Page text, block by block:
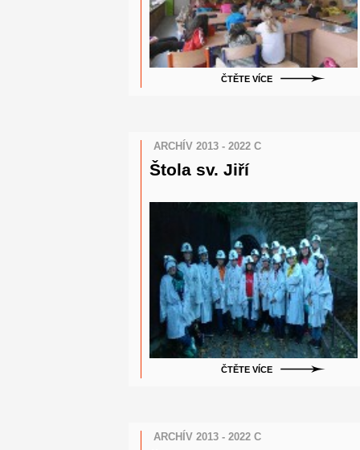
ČTĚTE VÍCE
ARCHÍV 2013 - 2022 C
Štola sv. Jiří
ČTĚTE VÍCE
ARCHÍV 2013 - 2022 C